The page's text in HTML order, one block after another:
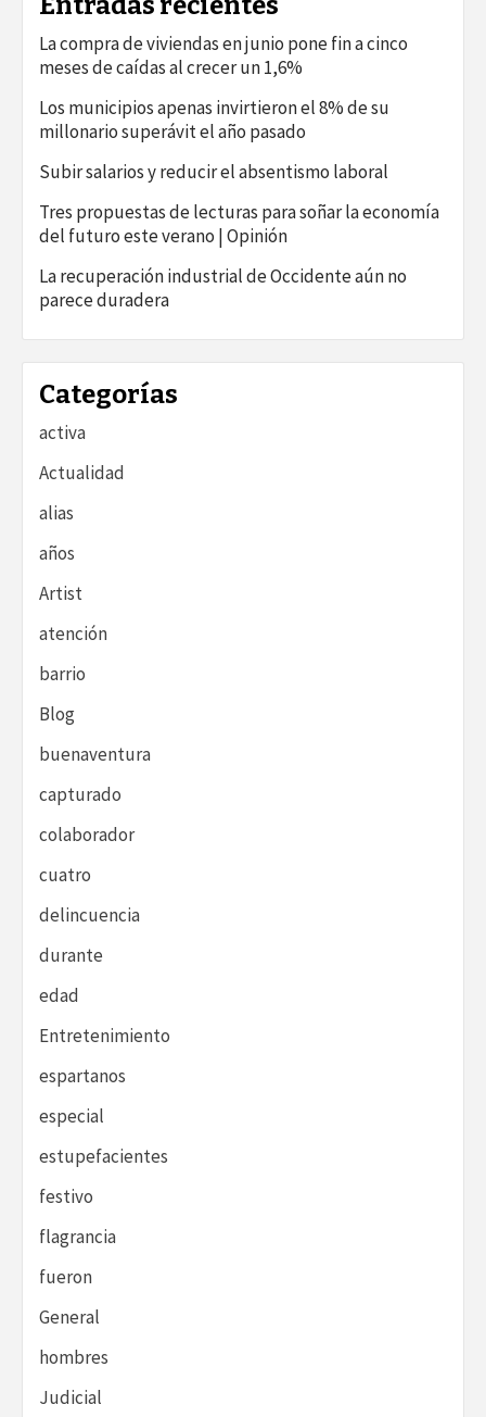
La compra de viviendas en junio pone fin a cinco
meses de caídas al crecer un 1,6%
Los municipios apenas invirtieron el 8% de su
millonario superávit el año pasado
Subir salarios y reducir el absentismo laboral
Tres propuestas de lecturas para soñar la economía
del futuro este verano | Opinión
La recuperación industrial de Occidente aún no
parece duradera
Categorías
activa
Actualidad
alias
años
Artist
atención
barrio
Blog
buenaventura
capturado
colaborador
cuatro
delincuencia
durante
edad
Entretenimiento
espartanos
especial
estupefacientes
festivo
flagrancia
fueron
General
hombres
Judicial